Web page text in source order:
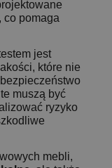
co pomaga
jest
które nie
muszą być
ryzyko
mebli,